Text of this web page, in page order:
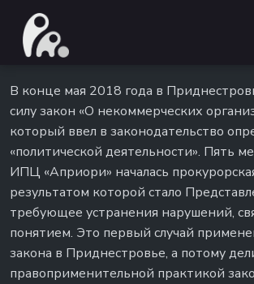
В конце мая 2018 года в
силу закон «О некоммерческих
который ввел в законодательство
«политической деятельности». Пять
ИПЦ «Априори» началась
результатом которой стало
требующее устранения нарушений,
понятием. Это первый случай
закона в Приднестровье, а потому
правоприменительной практикой